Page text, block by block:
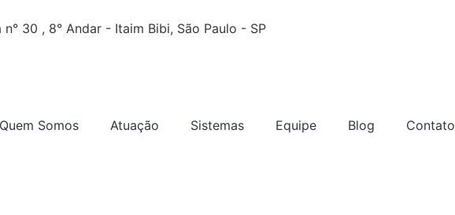
n° 30 , 8° Andar - Itaim Bibi, São Paulo - SP
Quem Somos Atuação Sistemas Equipe Blog Contato